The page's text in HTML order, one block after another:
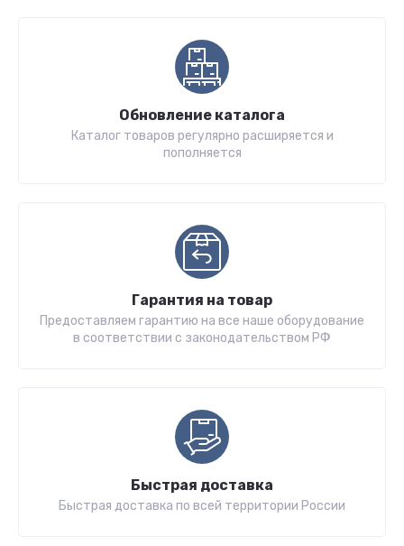
Обновление каталога
Каталог товаров регулярно расширяется и
пополняется
Гарантия на товар
Предоставляем гарантию на все наше оборудование
в соответствии с законодательством РФ
Быстрая доставка
Быстрая доставка по всей территории России